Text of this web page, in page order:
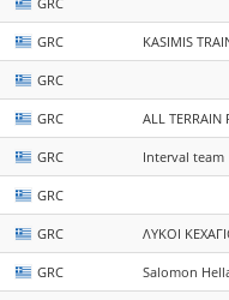
GRC KASIMIS
GRC
GRC ALL TERRAIN
GRC Interval team
GRC
GRC ΛΥΚΟΙ
GRC Salomon